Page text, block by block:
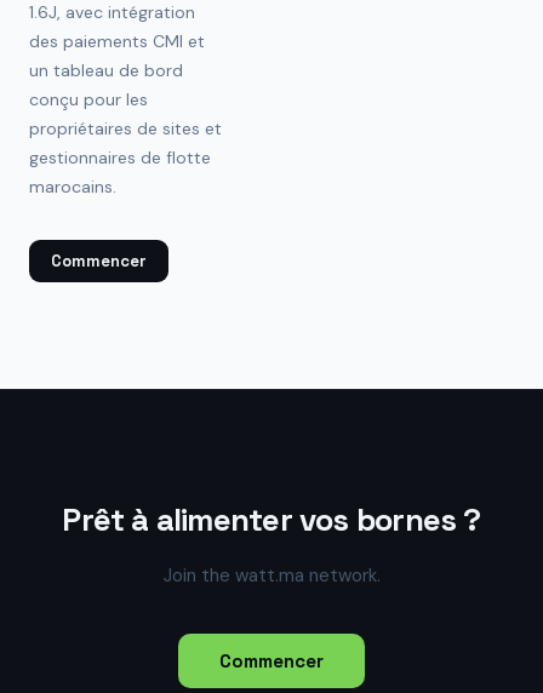
1.6J, avec intégration
des paiements CMI et
un tableau de bord
conçu pour les
propriétaires de sites et
gestionnaires de flotte
marocains.
Commencer
Prêt à alimenter vos bornes ?
Join the watt.ma network.
Commencer